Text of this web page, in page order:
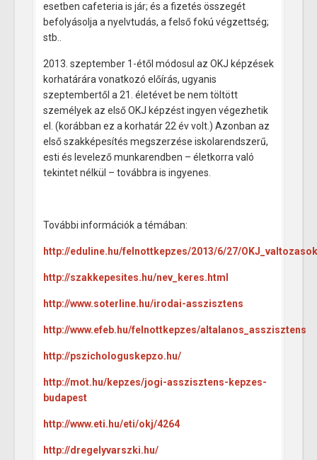
esetben cafeteria is jár; és a fizetés összegét
befolyásolja a nyelvtudás, a felső fokú végzettség;
stb..
2013. szeptember 1-étől módosul az OKJ képzések
korhatárára vonatkozó előírás, ugyanis
szeptembertől a 21. életévet be nem töltött
személyek az első OKJ képzést ingyen végezhetik
el. (korábban ez a korhatár 22 év volt.) Azonban az
első szakképesítés megszerzése iskolarendszerű,
esti és levelező munkarendben – életkorra való
tekintet nélkül – továbbra is ingyenes.
További információk a témában:
http://eduline.hu/felnottkepzes/2013/6/27/
http://szakkepesites.hu/nev_keres.html
http://www.soterline.hu/irodai-asszisztens
http://www.efeb.hu/felnottkepzes/altalanos_asszisztens
http://pszichologuskepzo.hu/
http://mot.hu/kepzes/jogi-asszisztens-kepzes-
budapest
http://www.eti.hu/eti/okj/4264
http://dregelyvarszki.hu/